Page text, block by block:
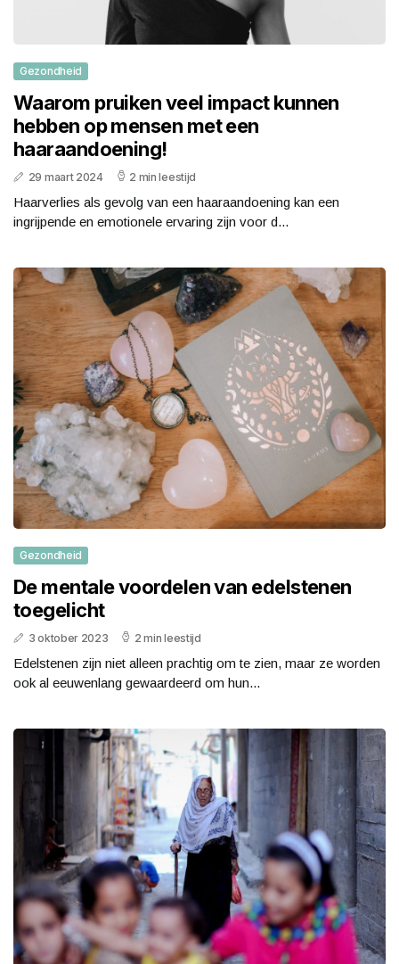
Gezondheid
Waarom pruiken veel impact kunnen
hebben op mensen met een
haaraandoening!
29 maart 2024 2 min leestijd
Haarverlies als gevolg van een haaraandoening kan een
ingrijpende en emotionele ervaring zijn voor d...
Gezondheid
De mentale voordelen van edelstenen
toegelicht
3 oktober 2023 2 min leestijd
Edelstenen zijn niet alleen prachtig om te zien, maar ze worden
ook al eeuwenlang gewaardeerd om hun...